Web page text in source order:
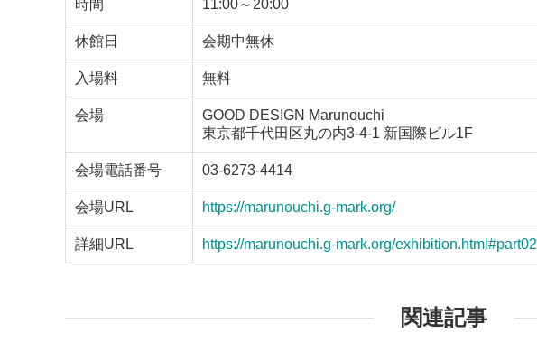
時間 11:00～20:00
休館日 会期中無休
入場料 無料
会場
GOOD DESIGN Marunouchi
東京都千代田区丸の内3-4-1 新国際ビル1F
会場電話番号 03-6273-4414
会場URL https://marunouchi.g-mark.org/
詳細URL https://marunouchi.g-mark.org/exhibition.html#part02
関連記事